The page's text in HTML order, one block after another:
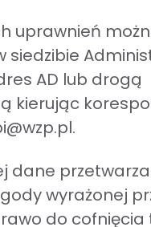
uprawnień
siedzibie
AD lub drogą
kierując
dane
wyrażonej
do cofnięcia